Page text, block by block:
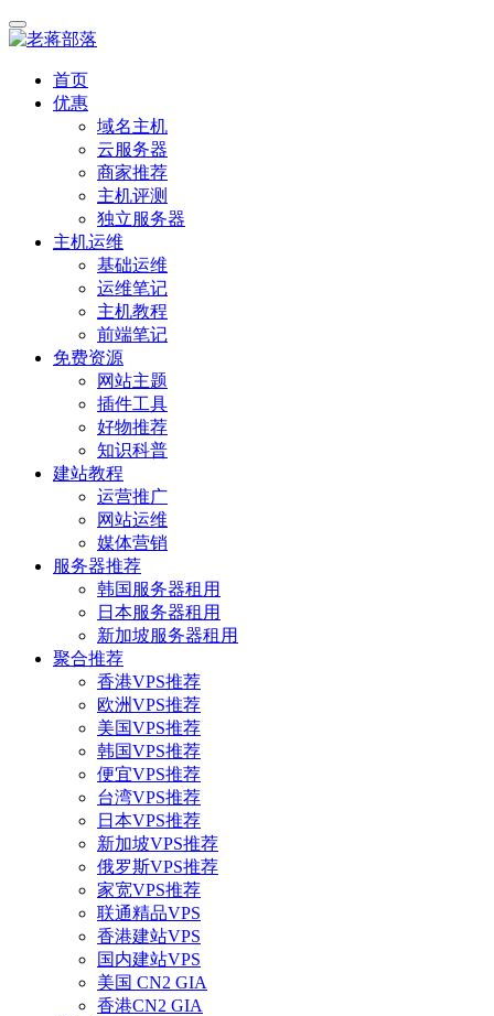
首页
优惠
域名主机
云服务器
商家推荐
主机评测
独立服务器
主机运维
基础运维
运维笔记
主机教程
前端笔记
免费资源
网站主题
插件工具
好物推荐
知识科普
建站教程
运营推广
网站运维
媒体营销
服务器推荐
韩国服务器租用
日本服务器租用
新加坡服务器租用
聚合推荐
香港VPS推荐
欧洲VPS推荐
美国VPS推荐
韩国VPS推荐
便宜VPS推荐
台湾VPS推荐
日本VPS推荐
新加坡VPS推荐
俄罗斯VPS推荐
家宽VPS推荐
联通精品VPS
香港建站VPS
国内建站VPS
美国 CN2 GIA
香港CN2 GIA